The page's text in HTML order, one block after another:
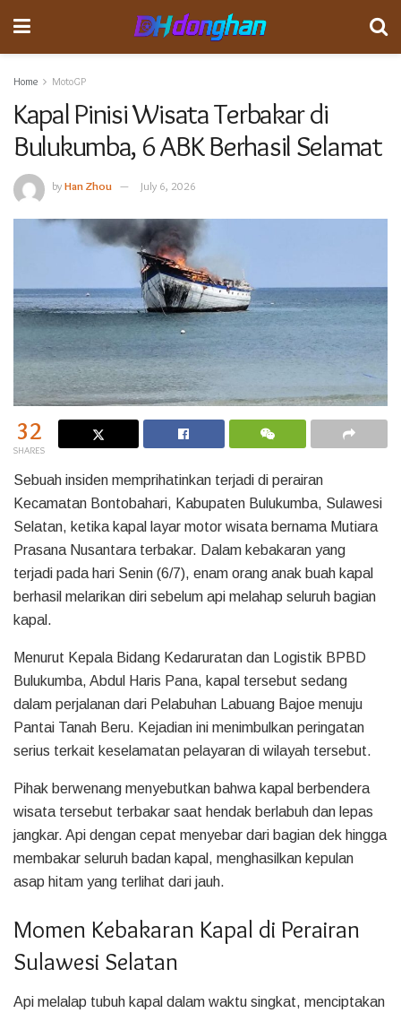
Home MotoGP
Kapal Pinisi Wisata Terbakar di
Bulukumba, 6 ABK Berhasil Selamat
byHan Zhou July 6, 2026
32
SHARES
Sebuah insiden memprihatinkan terjadi di perairan
Kecamatan Bontobahari, Kabupaten Bulukumba, Sulawesi
Selatan, ketika kapal layar motor wisata bernama Mutiara
Prasana Nusantara terbakar. Dalam kebakaran yang
terjadi pada hari Senin (6/7), enam orang anak buah kapal
berhasil melarikan diri sebelum api melahap seluruh bagian
kapal.
Menurut Kepala Bidang Kedaruratan dan Logistik BPBD
Bulukumba, Abdul Haris Pana, kapal tersebut sedang
dalam perjalanan dari Pelabuhan Labuang Bajoe menuju
Pantai Tanah Beru. Kejadian ini menimbulkan peringatan
serius terkait keselamatan pelayaran di wilayah tersebut.
Pihak berwenang menyebutkan bahwa kapal berbendera
wisata tersebut terbakar saat hendak berlabuh dan lepas
jangkar. Api dengan cepat menyebar dari bagian dek hingga
membakar seluruh badan kapal, menghasilkan kepulan
asap hitam yang terlihat dari jauh.
Momen Kebakaran Kapal di Perairan
Sulawesi Selatan
Api melalap tubuh kapal dalam waktu singkat, menciptakan